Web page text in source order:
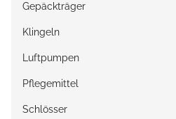
Gepäckträger
Klingeln
Luftpumpen
Pflegemittel
Schlösser